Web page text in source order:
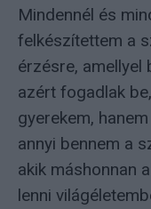
Mindennél és
felkészítettem a
érzésre, amellyel
azért fogadlak
gyerekem,
annyi bennem a
akik máshonnan
lenni